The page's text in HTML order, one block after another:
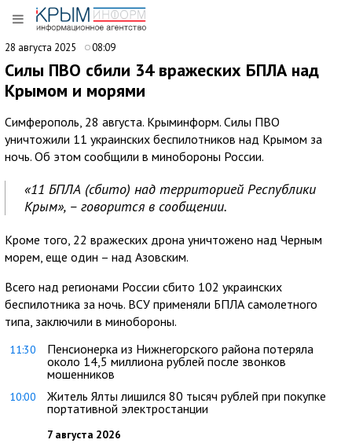
28 августа 2025 08:09
Силы ПВО сбили 34 вражеских БПЛА над
Крымом и морями
Симферополь, 28 августа. Крыминформ. Силы ПВО
уничтожили 11 украинских беспилотников над Крымом за
ночь. Об этом сообщили в минобороны России.
«11 БПЛА (сбито) над территорией Республики
Крым», – говорится в сообщении.
Кроме того, 22 вражеских дрона уничтожено над Черным
морем, еще один – над Азовским.
Всего над регионами России сбито 102 украинских
беспилотника за ночь. ВСУ применяли БПЛА самолетного
типа, заключили в минобороны.
11:30
Пенсионерка из Нижнегорского района потеряла
около 14,5 миллиона рублей после звонков
мошенников
10:00
Житель Ялты лишился 80 тысяч рублей при покупке
портативной электростанции
7 августа 2026